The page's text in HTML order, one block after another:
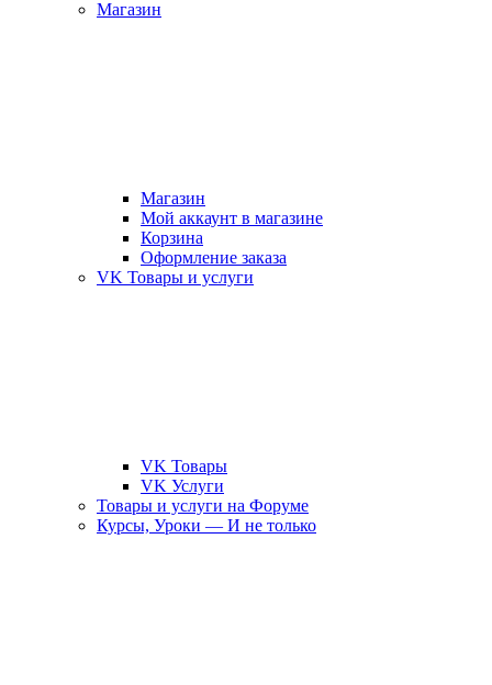
Магазин
Магазин
Мой аккаунт в магазине
Корзина
Оформление заказа
VK Товары и услуги
VK Товары
VK Услуги
Товары и услуги на Форуме
Курсы, Уроки — И не только